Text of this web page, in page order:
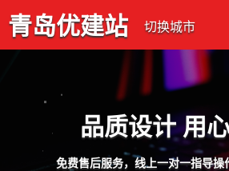
青岛优建站 切换城市
品质设计 用
免费售后服务，线上一对一指导操